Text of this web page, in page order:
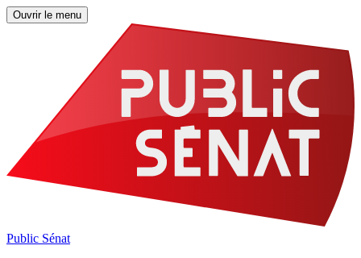
Ouvrir le menu
Public Sénat